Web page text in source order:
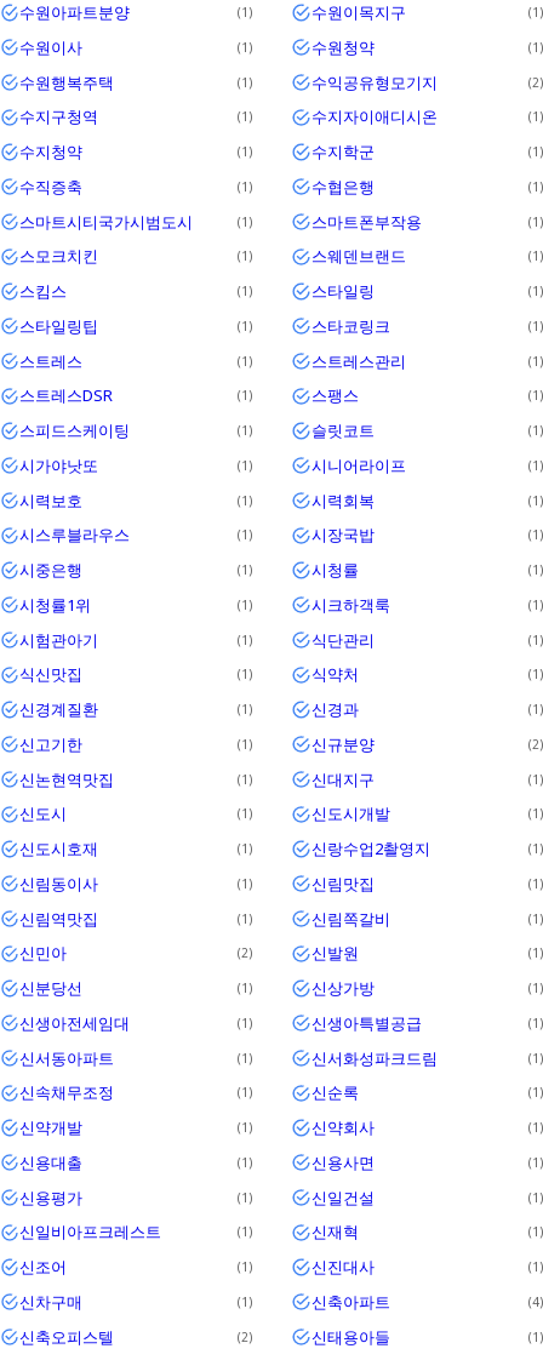
수원아파트분양 1 수원이목지구 1
수원이사 1 수원청약 1
수원행복주택 1 수익공유형모기지 2
수지구청역 1 수지자이애디시온 1
수지청약 1 수지학군 1
수직증축 1 수협은행 1
스마트시티국가시범도시 1 스마트폰부작용 1
스모크치킨 1 스웨덴브랜드 1
스킴스 1 스타일링 1
스타일링팁 1 스타코링크 1
스트레스 1 스트레스관리 1
스트레스DSR 1 스팽스 1
스피드스케이팅 1 슬릿코트 1
시가야낫또 1 시니어라이프 1
시력보호 1 시력회복 1
시스루블라우스 1 시장국밥 1
시중은행 1 시청률 1
시청률1위 1 시크하객룩 1
시험관아기 1 식단관리 1
식신맛집 1 식약처 1
신경계질환 1 신경과 1
신고기한 1 신규분양 2
신논현역맛집 1 신대지구 1
신도시 1 신도시개발 1
신도시호재 1 신랑수업2촬영지 1
신림동이사 1 신림맛집 1
신림역맛집 1 신림쪽갈비 1
신민아 2 신발원 1
신분당선 1 신상가방 1
신생아전세임대 1 신생아특별공급 1
신서동아파트 1 신서화성파크드림 1
신속채무조정 1 신순록 1
신약개발 1 신약회사 1
신용대출 1 신용사면 1
신용평가 1 신일건설 1
신일비아프크레스트 1 신재혁 1
신조어 1 신진대사 1
신차구매 1 신축아파트 4
신축오피스텔 2 신태용아들 1